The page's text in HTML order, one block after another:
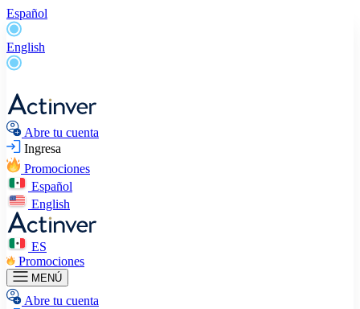
Español
English
Abre tu cuenta
Ingresa
Promociones
Español
English
ES
Promociones
MENÚ
Abre tu cuenta